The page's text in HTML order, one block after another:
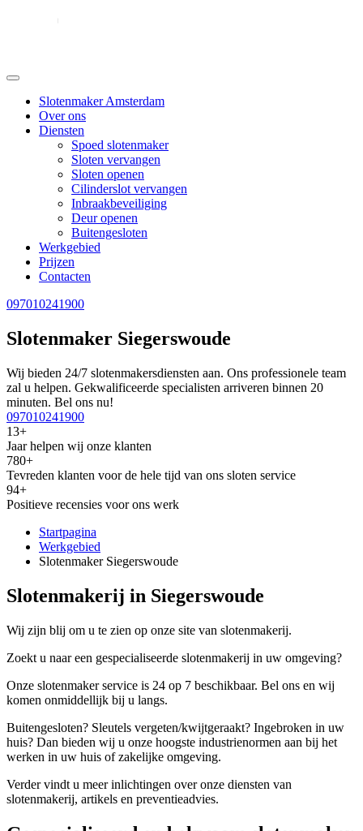
Slotenmaker Amsterdam
Over ons
Diensten
Spoed slotenmaker
Sloten vervangen
Sloten openen
Cilinderslot vervangen
Inbraakbeveiliging
Deur openen
Buitengesloten
Werkgebied
Prijzen
Contacten
097010241900
Slotenmaker Siegerswoude
Wij bieden 24/7 slotenmakersdiensten aan. Ons professionele team
zal u helpen. Gekwalificeerde specialisten arriveren binnen 20
minuten. Bel ons nu!
097010241900
13+
Jaar helpen wij onze klanten
780+
Tevreden klanten voor de hele tijd van ons sloten service
94+
Positieve recensies voor ons werk
Startpagina
Werkgebied
Slotenmaker Siegerswoude
Slotenmakerij in Siegerswoude
Wij zijn blij om u te zien op onze site van slotenmakerij.
Zoekt u naar een gespecialiseerde slotenmakerij in uw omgeving?
Onze slotenmaker service is 24 op 7 beschikbaar. Bel ons en wij
komen onmiddellijk bij u langs.
Buitengesloten? Sleutels vergeten/kwijtgeraakt? Ingebroken in uw
huis? Dan bieden wij u onze hoogste industrienormen aan bij het
werken in uw huis of zakelijke omgeving.
Verder vindt u meer inlichtingen over onze diensten van
slotenmakerij, artikels en preventieadvies.